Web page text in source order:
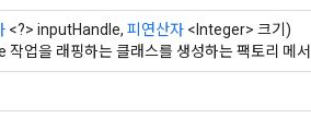
<?> inputHandle, 피연산자 <Integer> 크기)
업을 래핑하는 클래스를 생성하는 팩토리 메서